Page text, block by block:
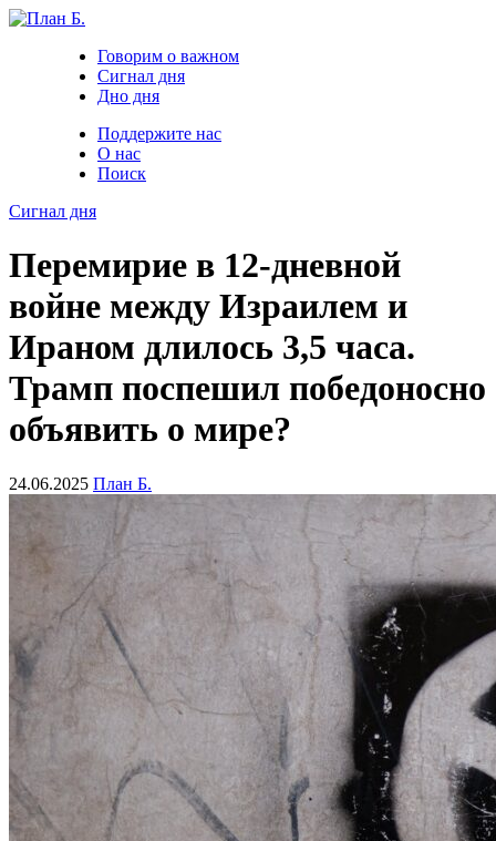
Говорим о важном
Сигнал дня
Дно дня
Поддержите нас
О нас
Поиск
Сигнал дня
Перемирие в 12-дневной
войне между Израилем и
Ираном длилось 3,5 часа.
Трамп поспешил победоносно
объявить о мире?
24.06.2025 План Б.